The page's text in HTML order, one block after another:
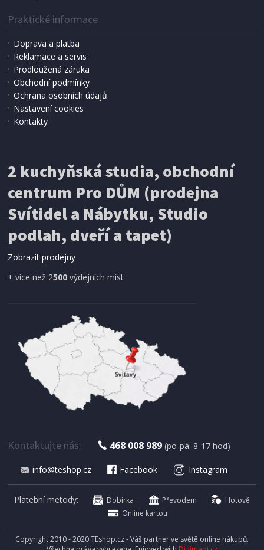
759 Kč
1 799 Kč Přidat do košíku
STOJANOVÝ GRIL
Severin PG 8566
Praktické informace
Doprava a platba
Reklamace a servis
Prodloužená záruka
Obchodní podmínky
Ochrana osobních údajů
Nastavení cookies
Kontakty
2 kuchyňská studia, obchodní
centrum Pro DŮM (prodejna
Svítidel a Nábytku, Studio
podlah, dveří a tapet)
Zobrazit prodejny
+ více než 2500 výdejních míst
Kontaktujte nás: 468 008 989 (po-pá: 8-17 hod)
info@teshop.cz Facebook Instagram
Platební metody: Dobírka Převodem
Hotově
Online kartou
Copyright 2010 - 2020 TEshop.cz - Váš partner ve světě online nákupů.